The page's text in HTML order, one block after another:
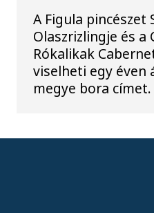
A Figula pincészet
Olaszrizlingje és a
Rókalikak
viselheti egy éven
megye bora címet.